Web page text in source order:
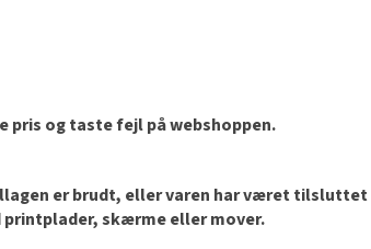
pris og taste fejl på webshoppen.
er brudt, eller varen har været
skærme eller mover.